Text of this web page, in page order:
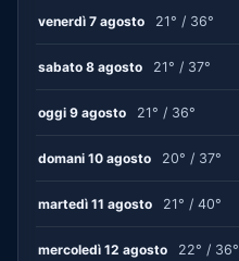
venerdì 7 agosto 21° / 36°
sabato 8 agosto 21° / 37°
oggi 9 agosto 21° / 36°
domani 10 agosto 20° / 37°
martedì 11 agosto 21° / 40°
mercoledì 12 agosto 22° / 36°